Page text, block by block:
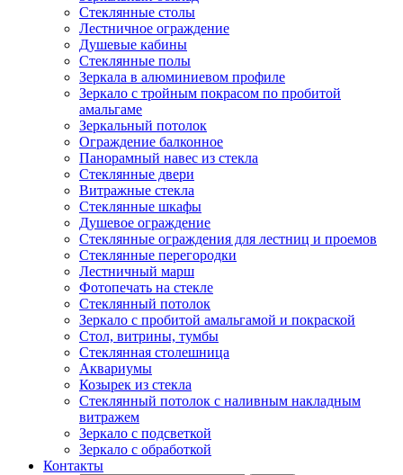
Стеклянные столы
Лестничное ограждение
Душевые кабины
Стеклянные полы
Зеркала в алюминиевом профиле
Зеркало с тройным покрасом по пробитой
амальгаме
Зеркальный потолок
Ограждение балконное
Панорамный навес из стекла
Стеклянные двери
Витражные стекла
Стеклянные шкафы
Душевое ограждение
Стеклянные ограждения для лестниц и проемов
Стеклянные перегородки
Лестничный марш
Фотопечать на стекле
Стеклянный потолок
Зеркало с пробитой амальгамой и покраской
Стол, витрины, тумбы
Стеклянная столешница
Аквариумы
Козырек из стекла
Стеклянный потолок с наливным накладным
витражем
Зеркало с подсветкой
Зеркало с обработкой
Контакты